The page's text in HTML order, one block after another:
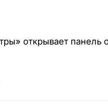
открывает панель